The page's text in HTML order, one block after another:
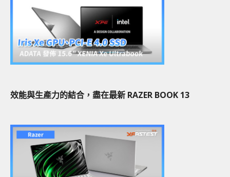
效能與生產力的結合，盡在最新 RAZER BOOK 13